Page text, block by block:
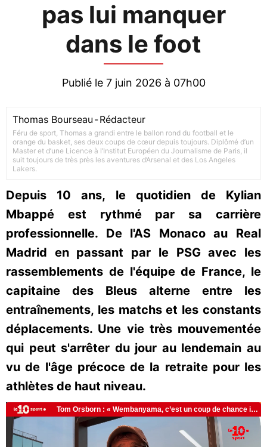
pas lui manquer
dans le foot
Publié le 7 juin 2026 à 07h00
Thomas Bourseau -Rédacteur
Féru de sport, Thomas a grandi entre le ballon rond du football et le
orange du basket, ses deux coups de cœur depuis toujours. Diplômé d’un
Master et d’une Licence à l’Institut Européen du Journalisme de Paris, il
suit toujours de très près les aventures d’Arsenal et des Los Angeles
Lakers.
Depuis 10 ans, le quotidien de Kylian
Mbappé est rythmé par sa carrière
professionnelle. De l'AS Monaco au Real
Madrid en passant par le PSG avec les
rassemblements de l'équipe de France, le
capitaine des Bleus alterne entre les
entraînements, les matchs et les constants
déplacements. Une vie très mouvementée
qui peut s'arrêter du jour au lendemain au
vu de l'âge précoce de la retraite pour les
athlètes de haut niveau.